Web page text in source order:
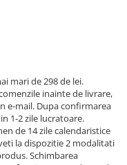
mari de 298 de lei.
inainte de livrare,
e-mail. Dupa confirmarea
1-2 zile lucratoare.
de 14 zile calendaristice
la dispozitie 2 modalitati
Schimbarea